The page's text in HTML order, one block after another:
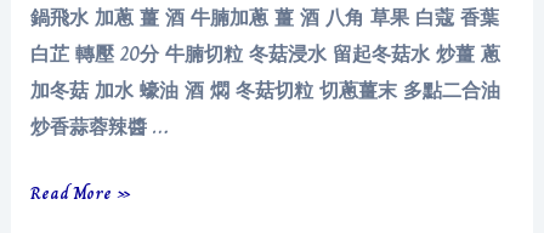
鍋飛水 加蔥 薑 酒 牛腩加蔥 薑 酒 八角 草果 白蔻 香葉
白芷 轉壓 20分 牛腩切粒 冬菇浸水 留起冬菇水 炒薑 蔥
加冬菇 加水 蠔油 酒 燜 冬菇切粒 切蔥薑末 多點二合油
炒香蒜蓉辣醬 …
牛
Read More »